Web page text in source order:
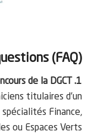
(FAQ)
1. Qui peut postuler au concours de la DGCT ?
titulaires d’un
Finance,
ou Espaces Verts.